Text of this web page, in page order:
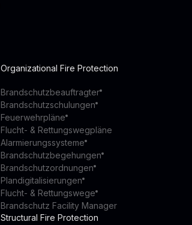
Organizational Fire Protection
Brandschutzbeauftragter
Brandschutzschulungen
Feuerwehrpläne
Flucht- & Rettungswegpläne
Alarmierungssysteme
Brandschutzbegehungen
Brandschutzordnungen
Plandigitalisierungen
Flucht- & Rettungswege
Brandschutz Facility Manager
Structural Fire Protection